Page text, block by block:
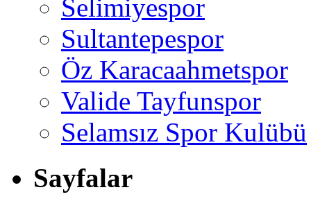
Selimiyespor
Sultantepespor
Öz Karacaahmetspor
Valide Tayfunspor
Selamsız Spor Kulübü
Sayfalar